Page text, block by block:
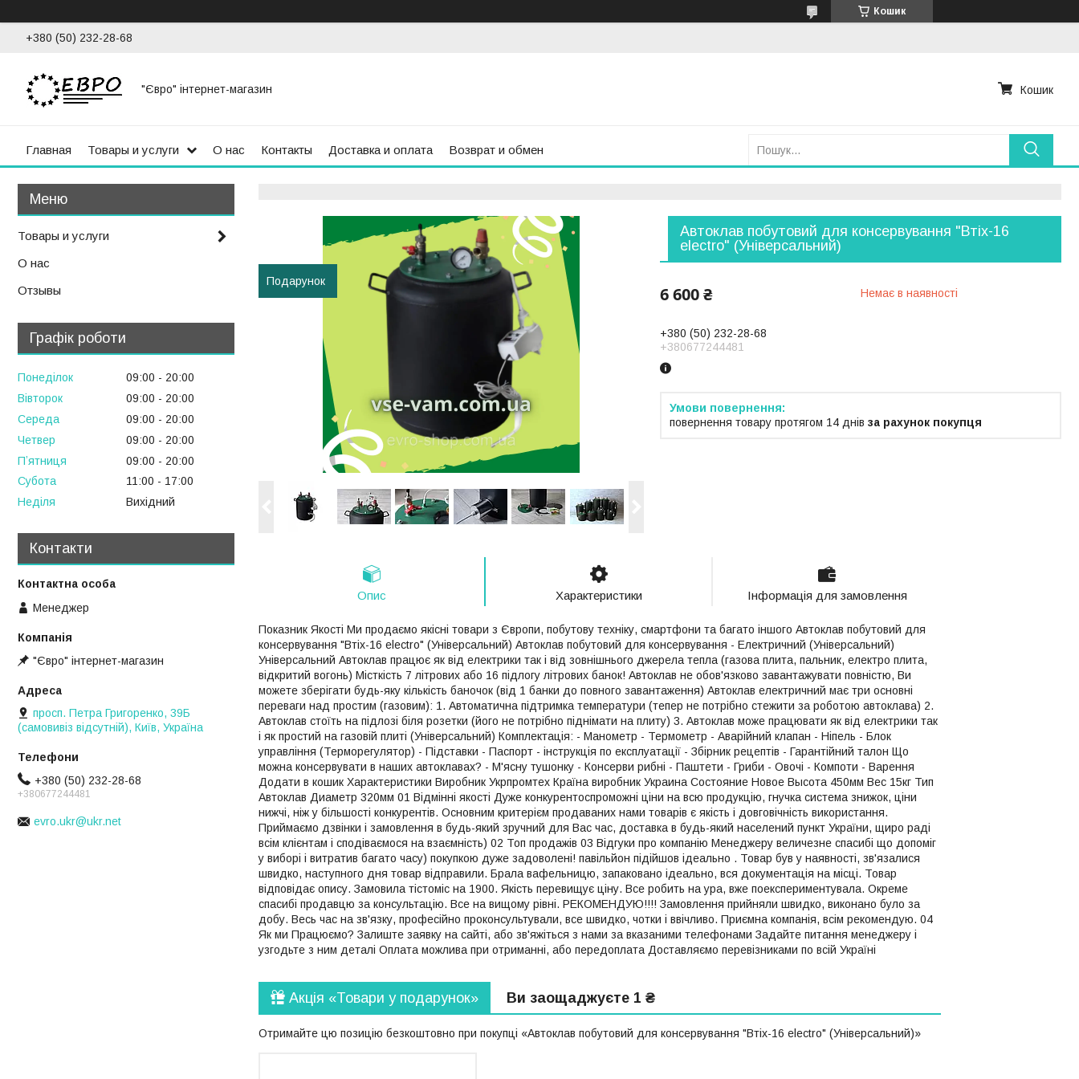
Кошик
+380 (50) 232-28-68
"Євро" інтернет-магазин Кошик
Главная Товары и услуги О нас Контакты Доставка и оплата Возврат и обмен
Подарунок
Автоклав побутовий для консервування "Втіх-16
electro" (Універсальний)
6 600 ₴ Немає в наявності
+380 (50) 232-28-68
+380677244481
повернення товару протягом 14 днів за рахунок покупця
Опис Характеристики Інформація для замовлення
Показник Якості Ми продаємо якісні товари з Європи, побутову техніку, смартфони та багато іншого Автоклав побутовий для
консервування "Втіх-16 electro" (Універсальний) Автоклав побутовий для консервування - Електричний (Універсальний)
Універсальний Автоклав працює як від електрики так і від зовнішнього джерела тепла (газова плита, пальник, електро плита,
відкритий вогонь) Місткість 7 літрових або 16 підлогу літрових банок! Автоклав не обов'язково завантажувати повністю, Ви
можете зберігати будь-яку кількість баночок (від 1 банки до повного завантаження) Автоклав електричний має три основні
переваги над простим (газовим): 1. Автоматична підтримка температури (тепер не потрібно стежити за роботою автоклава) 2.
Автоклав стоїть на підлозі біля розетки (його не потрібно піднімати на плиту) 3. Автоклав може працювати як від електрики так
і як простий на газовій плиті (Універсальний) Комплектація: - Манометр - Термометр - Аварійний клапан - Ніпель - Блок
управління (Терморегулятор) - Підставки - Паспорт - інструкція по експлуатації - Збірник рецептів - Гарантійний талон Що
можна консервувати в наших автоклавах? - М'ясну тушонку - Консерви рибні - Паштети - Гриби - Овочі - Компоти - Варення
Додати в кошик Характеристики Виробник Укрпромтех Країна виробник Украина Состояние Новое Высота 450мм Вес 15кг Тип
Автоклав Диаметр 320мм 01 Відмінні якості Дуже конкурентоспроможні ціни на всю продукцію, гнучка система знижок, ціни
нижчі, ніж у більшості конкурентів. Основним критерієм продаваних нами товарів є якість і довговічність використання.
Приймаємо дзвінки і замовлення в будь-який зручний для Вас час, доставка в будь-який населений пункт України, щиро раді
всім клієнтам і сподіваємося на взаємність) 02 Топ продажів 03 Відгуки про компанію Менеджеру величезне спасибі що допоміг
у виборі і витратив багато часу) покупкою дуже задоволені! павільйон підійшов ідеально . Товар був у наявності, зв'язалися
швидко, наступного дня товар відправили. Брала вафельницю, запаковано ідеально, вся документація на місці. Товар
відповідає опису. Замовила тістоміс на 1900. Якість перевищує ціну. Все робить на ура, вже поекспериментувала. Окреме
спасибі продавцю за консультацію. Все на вищому рівні. РЕКОМЕНДУЮ!!!! Замовлення прийняли швидко, виконано було за
добу. Весь час на зв'язку, професійно проконсультували, все швидко, чотки і ввічливо. Приємна компанія, всім рекомендую. 04
Як ми Працюємо? Залиште заявку на сайті, або зв'яжіться з нами за вказаними телефонами Задайте питання менеджеру і
узгодьте з ним деталі Оплата можлива при отриманні, або передоплата Доставляємо перевізниками по всій Україні
Акція «Товари у подарунок» Ви заощаджуєте 1 ₴
Отримайте цю позицію безкоштовно при покупці «Автоклав побутовий для консервування "Втіх-16 electro" (Універсальний)»
Товары и услуги
О нас
Отзывы
Графік роботи
Понеділок 09:00
20:00
Вівторок
09:00
20:00
Середа
09:00
20:00
Четвер
09:00
20:00
Пʼятниця
09:00
20:00
Субота
11:00
17:00
Неділя
Вихідний
Контакти
Менеджер
"Євро" інтернет-магазин
просп. Петра Григоренко, 39Б
(самовивіз відсутній), Київ, Україна
+380 (50) 232-28-68
+380677244481
evro.ukr@ukr.net